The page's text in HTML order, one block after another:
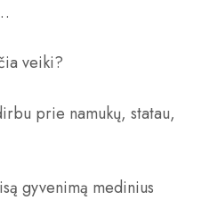
veiki?
prie namukų, statau,
gyvenimą medinius